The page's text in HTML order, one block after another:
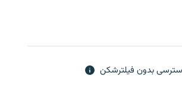
بدون فیلترشکن